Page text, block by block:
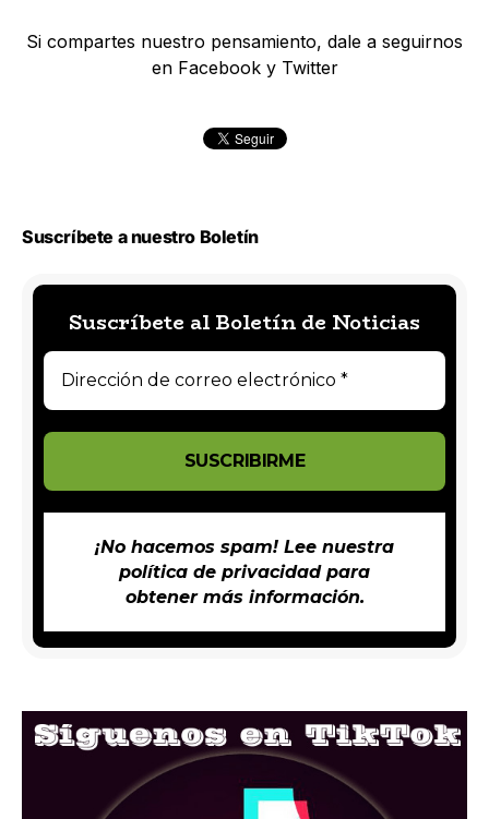
Si compartes nuestro pensamiento, dale a seguirnos
en Facebook y Twitter
Suscríbete a nuestro Boletín
Suscríbete al Boletín de Noticias
¡No hacemos spam! Lee nuestra
política de privacidadpara
obtener más información.